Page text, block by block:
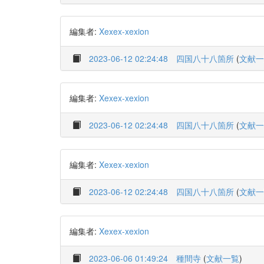
編集者: Xexex-xexion
2023-06-12 02:24:48 四国八十八箇所 (文献
編集者: Xexex-xexion
2023-06-12 02:24:48 四国八十八箇所 (文献
編集者: Xexex-xexion
2023-06-12 02:24:48 四国八十八箇所 (文献
編集者: Xexex-xexion
2023-06-06 01:49:24 種間寺 (文献一覧)